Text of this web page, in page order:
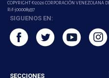
COPYRIGHT ©2026 CORPORACIÓN VENEZOLANA
Rif-j000089337
SIGUENOS EN:
SECCIONES